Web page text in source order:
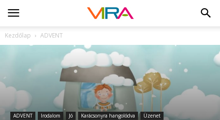
Kezdőlap ADVENT
ADVENT Irodalom Jó Karácsonyra hangolódva Üzenet